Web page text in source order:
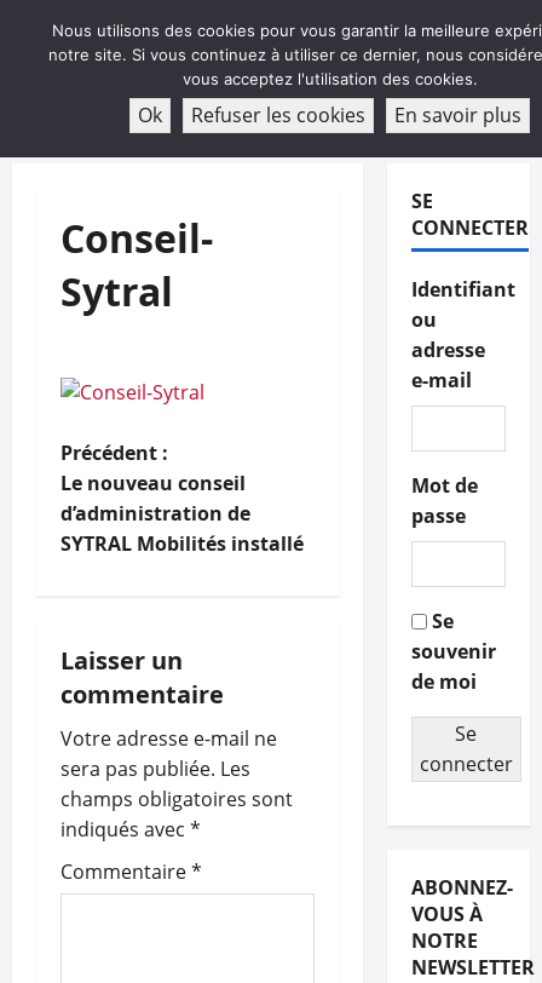
ABONNEMENT
Conseil-
Sytral
N
a
v
g
a
t
i
o
Précédent :
Le nouveau conseil
d’administration de
SYTRAL Mobilités installé
Laisser un
commentaire
Votre adresse e-mail ne
sera pas publiée. Les
champs obligatoires sont
indiqués avec *
Commentaire*
SE
CONNECTER
Identifiant
ou
adresse
e-mail
Mot de
passe
Se
souvenir
de moi
Se
connecter
ABONNEZ-
VOUS À
NOTRE
NEWSLETTER
Nous utilisons des cookies pour vous garantir la meilleure
notre site. Si vous continuez à utiliser ce dernier, nous
vous acceptez l'utilisation des cookies.
Ok Refuser les cookies En savoir plus